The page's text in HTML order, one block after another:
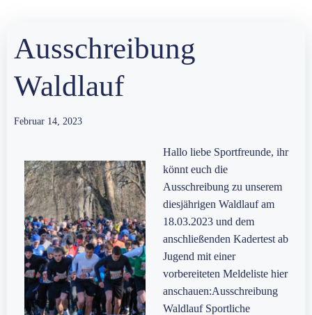
Ausschreibung
Waldlauf
Februar 14, 2023
Hallo liebe Sportfreunde, ihr
könnt euch die
Ausschreibung zu unserem
diesjährigen Waldlauf am
18.03.2023 und dem
anschließenden Kadertest ab
Jugend mit einer
vorbereiteten Meldeliste hier
anschauen:Ausschreibung
Waldlauf Sportliche